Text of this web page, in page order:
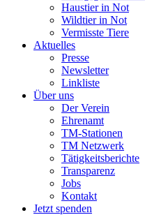
Haustier in Not
Wildtier in Not
Vermisste Tiere
Aktuelles
Presse
Newsletter
Linkliste
Über uns
Der Verein
Ehrenamt
TM-Stationen
TM Netzwerk
Tätigkeitsberichte
Transparenz
Jobs
Kontakt
Jetzt spenden